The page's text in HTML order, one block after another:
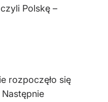
Polskę –
rozpoczęło się